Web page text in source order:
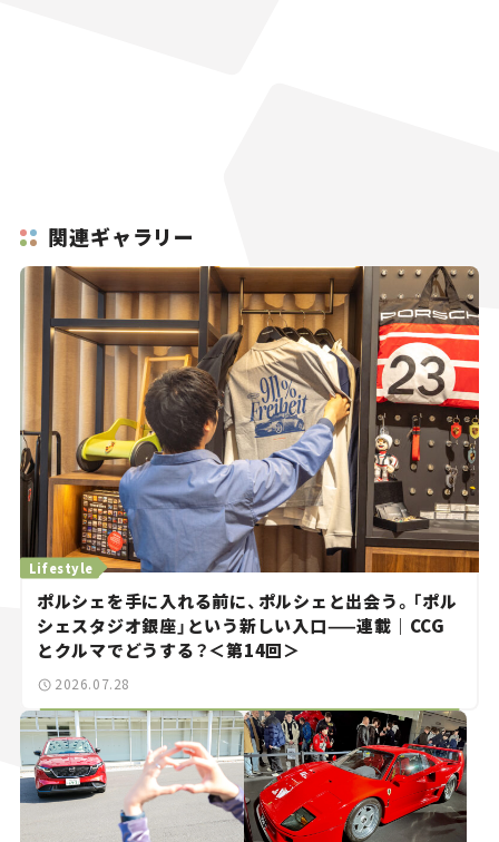
関連ギャラリー
Lifestyle
ポルシェを手に入れる前に、ポルシェと出会う。「ポル
シェスタジオ銀座」という新しい入口——連載｜CCG
とクルマでどうする？＜第14回＞
2026.07.28